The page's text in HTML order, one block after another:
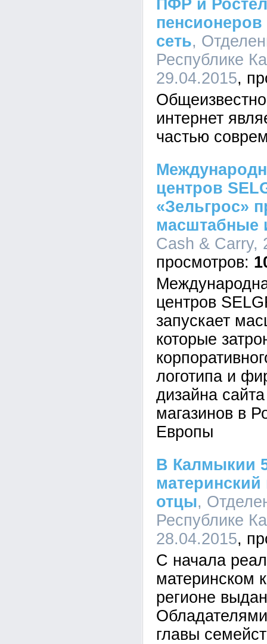
ПФР и
сеть,
Республике
29.04.2015
интернет
частью
центров
«Зельгрос»
масштабные
Cash & Carry,
центров
запускает
которые
логотипа и
дизайна
магазинов в
Европы
В Калмыкии
материнский
отцы,
Республике
28.04.2015
С начала
материнском
регионе
главы